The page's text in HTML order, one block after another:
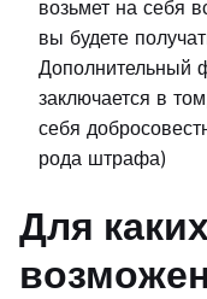
возьмет на себя
вы будете
Дополнительный
заключается в
себя
рода штрафа)
Для